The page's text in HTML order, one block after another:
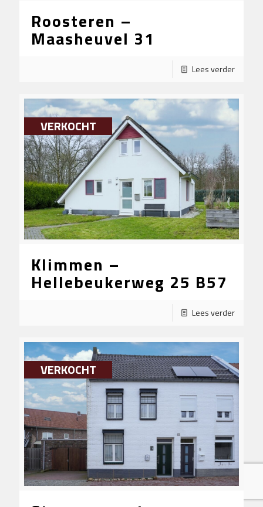
Roosteren –
Maasheuvel 31
Lees verder
VERKOCHT
Klimmen –
Hellebeukerweg 25 B57
Lees verder
VERKOCHT